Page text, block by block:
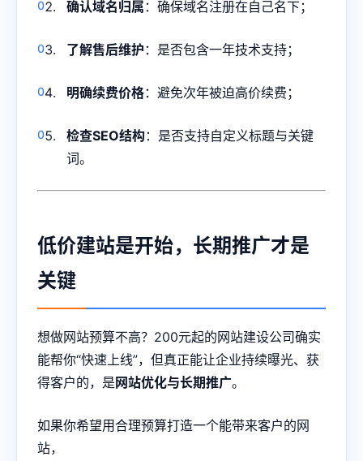
确认域名归属 ：确保域名注册在自己名下；
了解售后维护 ：是否包含一年技术支持；
明确续费价格：避免次年被迫高价续费；
检查SEO结构：是否支持自定义标题与关键
词。
低价建站是开始，长期推广才是
关键
想做网站预算不高？200元起的网站建设公司确实
能帮你“快速上线”，但真正能让企业持续曝光、获
得客户的，是网站优化与长期推广。
如果你希望用合理预算打造一个能带来客户的网
站，